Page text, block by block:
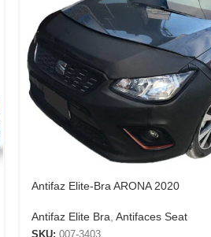
Antifaz Elite-Bra ARONA 2020
Antifaz Elite Bra Antifaces Seat
SKU: 007-3403